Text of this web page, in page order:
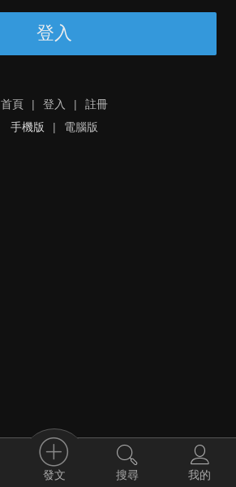
登入
首頁 | 登入 |
註冊
手機版
| 電腦版
發文 搜尋 我的